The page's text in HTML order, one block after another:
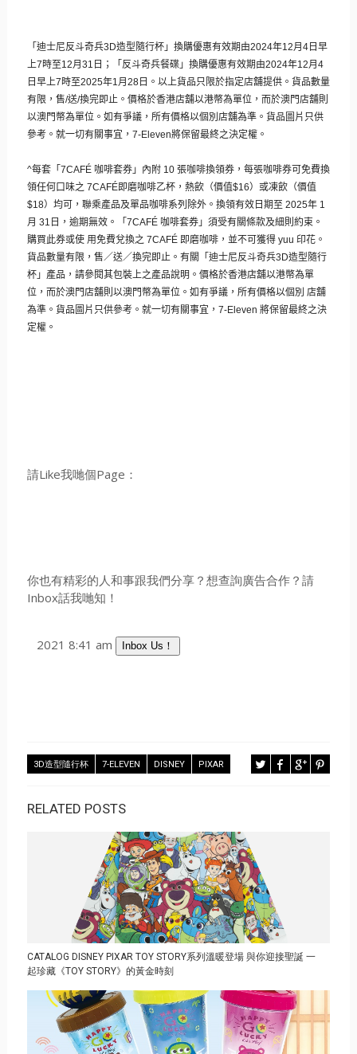
「迪士尼反斗奇兵3D造型隨行杯」換購優惠有效期由2024年12月 4日早
上7時至12月 31 日；「反斗奇兵餐碟」 換購優惠有效期由2024年12月 4
日早上7時至2025年1月 28日。以上貨品只限於指定店舖提供。貨品數量
有限，售/送/換完即止。價格於香港店舖以港幣為單位， 而於澳門店舖則
以澳門幣為單位。如有爭議， 所有價格以個別店舖為準。貨品圖片只供
參考。就一切有關事宜， 7-Eleven將保留最終之決定權。
^每套「 7CAFÉ 咖啡套券」內附10 張咖啡換領券，每張咖啡券可免費換
領任何口味之7CAFÉ即磨咖啡乙杯，熱飲（價值$16）或凍飲（價值
$18）均可，聯乘產品及單品咖啡系列除外。換領有效日期至 2025年1
月 31 日，逾期無效。「 7CAFÉ 咖啡套券」須受有關條款及細則約束。
購買此券或使 用免費兌換之7CAFÉ 即磨咖啡，並不可獲得yuu 印花。
貨品數量有限，售／送／換完即止。有關「迪士尼反斗奇兵3 D造型隨行
杯」產品，請參閱其包裝上之產品說明。 價格於香港店舖以港幣為單
位，而於澳門店舖則以澳門幣為單位。 如有爭議，所有價格以個別 店舖
為準。貨品圖片只供參考。就一切有關事宜， 7-Eleven 將保留最終之決
定權。
請Like我哋個Page：
你也有精彩的人和事跟我們分享？想查詢廣告合作？請
Inbox話我哋知！
2021 8:41 am Inbox Us！
3D造型隨行杯 7-ELEVEN DISNEY PIXAR
RELATED POSTS
CATALOG DISNEY PIXAR TOY STORY系列溫暖登場 與你迎接聖誕 一
起珍藏《TOY STORY》的黃金時刻